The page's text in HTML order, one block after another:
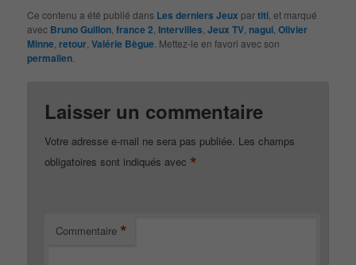
Ce contenu a été publié dans Les derniers Jeux partiti , et marqué
avec Bruno Guillon ,france 2 Intervilles ,Jeux TV nagui ,Olivier
Minne retour ,Valérie Bègue . Mettez-le en favori avec son
permalien
Laisser un commentaire
Votre adresse e-mail ne sera pas publiée. Les champs
obligatoires sont indiqués avec *
Commentaire *